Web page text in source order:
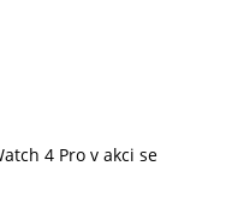
4 Pro v akci se